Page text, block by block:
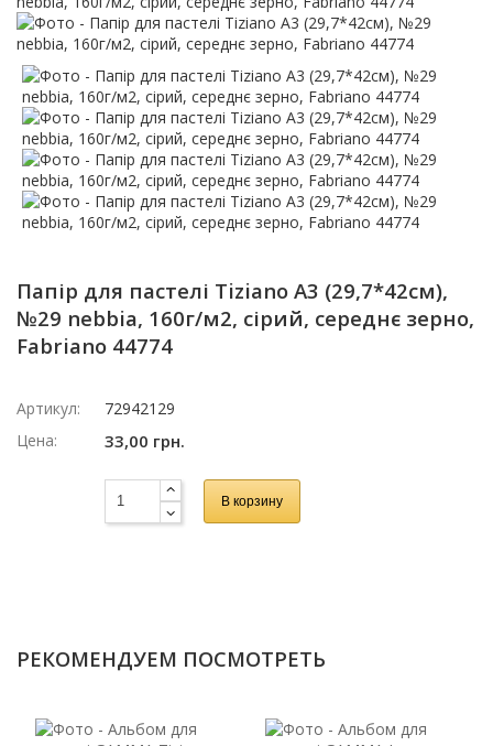
Папір для пастелі Tiziano A3 (29,7*42см),
№29 nebbia, 160г/м2, сірий, середнє зерно,
Fabriano 44774
Артикул:
72942129
Цена:
33,00 грн.
В корзину
РЕКОМЕНДУЕМ ПОСМОТРЕТЬ